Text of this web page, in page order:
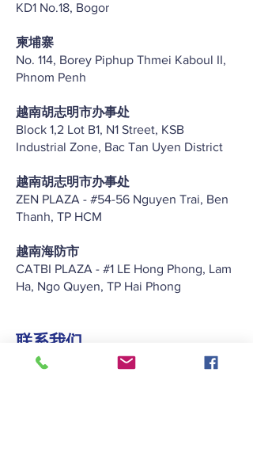
KD1 No.18, Bogor
柬埔寨
No. 114, Borey Piphup Thmei Kaboul II,
Phnom Penh
越南胡志明市办事处
Block 1,2 Lot B1, N1 Street, KSB
Industrial Zone, Bac Tan Uyen District
越南胡志明市办事处
ZEN PLAZA - #54-56 Nguyen Trai, Ben
Thanh, TP HCM
越南海防市
CATBI PLAZA - #1 LE Hong Phong, Lam
Ha, Ngo Quyen, TP Hai Phong
联系我们
+852 2422 2838